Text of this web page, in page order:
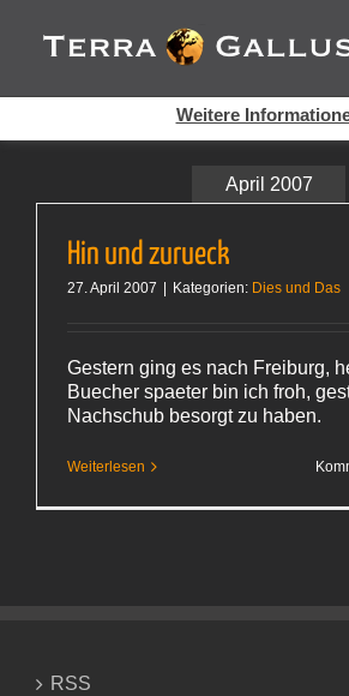
Inhalt
springen
April 2007
Hin und zurueck
27. April 2007 Kategorien: Dies und Das
Gestern ging es nach Freiburg,
Buecher spaeter bin ich froh,
Nachschub besorgt zu haben.
Weiterlesen
RSS
Cookies helfen auf auf dieser Seite bei
Dienste. Durch die Nutzung dieser
Weitere